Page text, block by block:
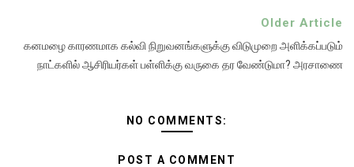
Older Article
கனமழை காரணமாக கல்வி நிறுவனங்களுக்கு விடுமுறை அளிக்கப்படும்
நாட்களில் ஆசிரியர்கள் பள்ளிக்கு வருகை தர வேண்டுமா? அரசாணை
NO COMMENTS:
POST A COMMENT